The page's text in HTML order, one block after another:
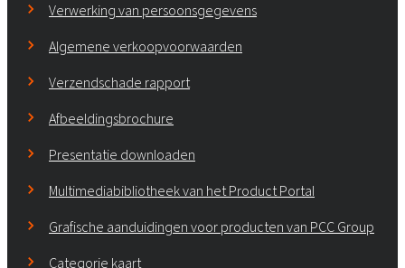
Verwerking van persoonsgegevens
Algemene verkoopvoorwaarden
Verzendschade rapport
Afbeeldingsbrochure
Presentatie downloaden
Multimediabibliotheek van het Product Portal
Grafische aanduidingen voor producten van PCC Group
Categorie kaart